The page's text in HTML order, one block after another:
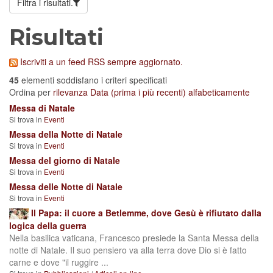
Filtra i risultati.
Risultati
Iscriviti a un feed RSS sempre aggiornato.
45 elementi soddisfano i criteri specificati
Ordina per rilevanza Data (prima i più recenti) alfabeticamente
Messa di Natale
Si trova in Eventi
Messa della Notte di Natale
Si trova in Eventi
Messa del giorno di Natale
Si trova in Eventi
Messa delle Notte di Natale
Si trova in Eventi
Il Papa: il cuore a Betlemme, dove Gesù è rifiutato dalla
logica della guerra
Nella basilica vaticana, Francesco presiede la Santa Messa della
notte di Natale. Il suo pensiero va alla terra dove Dio si è fatto
carne e dove "il ruggire ...